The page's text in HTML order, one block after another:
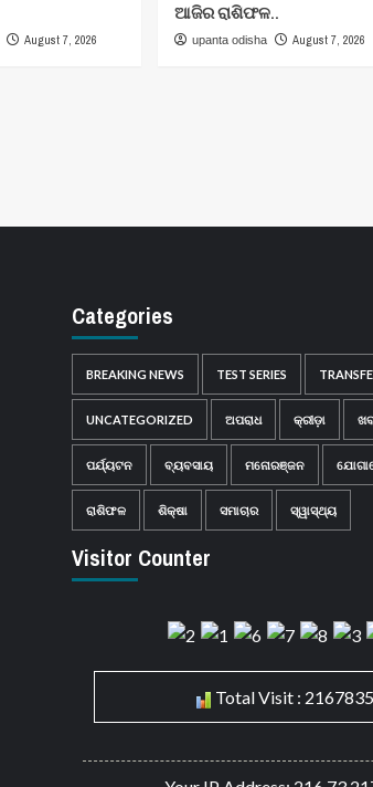
August 7, 2026
ଆଜିର ରାଶିଫଳ..
upanta odisha August 7, 2026
Categories
BREAKING NEWS TEST SERIES
UNCATEGORIZED ଅପରାଧ କ୍ରୀଡ଼ା
ପର୍ଯ୍ୟଟନ ବ୍ୟବସାୟ ମନୋରଞ୍ଜନ
ରାଶିଫଳ ଶିକ୍ଷା ସମାଚାର ସ୍ୱାସ୍ଥ୍ୟ
Visitor Counter
Total Visit : 2167835